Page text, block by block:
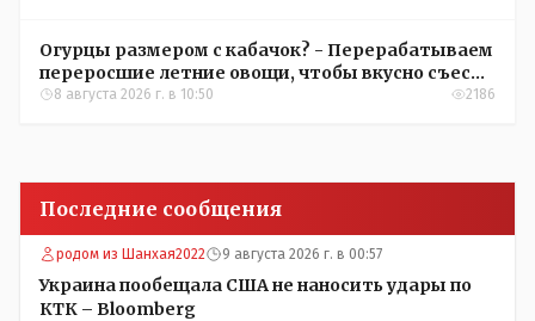
Огурцы размером с кабачок? - Перерабатываем
переросшие летние овощи, чтобы вкусно съесть
зимой
8 августа 2026 г. в 10:50 2186
Последние сообщения
родом из Шанхая2022 9 августа 2026 г. в 00:57
Украина пообещала США не наносить удары по
КТК – Bloomberg